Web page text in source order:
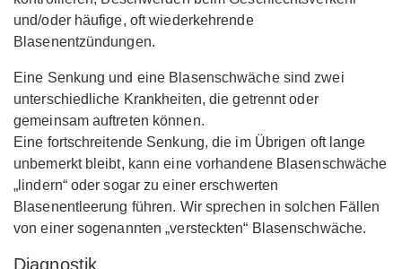
und/oder häufige, oft wiederkehrende
Blasenentzündungen.
Eine Senkung und eine Blasenschwäche sind zwei
unterschiedliche Krankheiten, die getrennt oder
gemeinsam auftreten können.
Eine fortschreitende Senkung, die im Übrigen oft lange
unbemerkt bleibt, kann eine vorhandene Blasenschwäche
„lindern“ oder sogar zu einer erschwerten
Blasenentleerung führen. Wir sprechen in solchen Fällen
von einer sogenannten „versteckten“ Blasenschwäche.
Diagnostik